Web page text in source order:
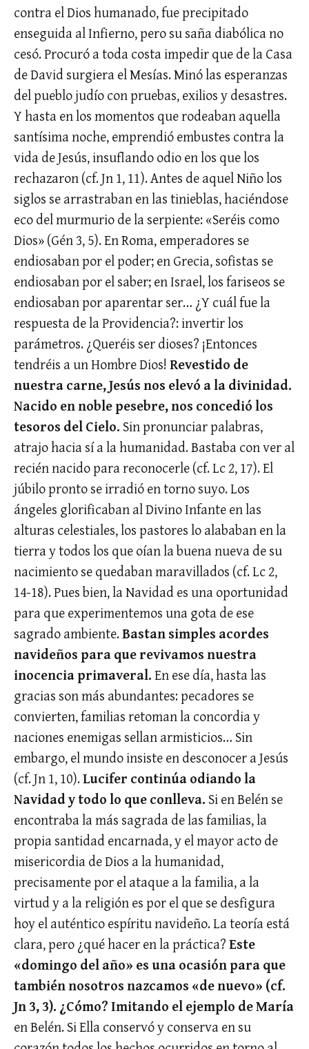
contra el Dios humanado, fue precipitado
enseguida al Infierno, pero su saña diabólica no
cesó. Procuró a toda costa impedir que de la Casa
de David surgiera el Mesías. Minó las esperanzas
del pueblo judío con pruebas, exilios y desastres.
Y hasta en los momentos que rodeaban aquella
santísima noche, emprendió embustes contra la
vida de Jesús, insuflando odio en los que los
rechazaron (cf. Jn 1, 11). Antes de aquel Niño los
siglos se arrastraban en las tinieblas, haciéndose
eco del murmurio de la serpiente: «Seréis como
Dios» (Gén 3, 5). En Roma, emperadores se
endiosaban por el poder; en Grecia, sofistas se
endiosaban por el saber; en Israel, los fariseos se
endiosaban por aparentar ser… ¿Y cuál fue la
respuesta de la Providencia?: invertir los
parámetros. ¿Queréis ser dioses? ¡Entonces
tendréis a un Hombre Dios!Revestido de
nuestra carne, Jesús nos elevó a la divinidad.
Nacido en noble pesebre, nos concedió los
tesoros del Cielo. Sin pronunciar palabras,
atrajo hacia sí a la humanidad. Bastaba con ver al
recién nacido para reconocerle (cf. Lc 2, 17). El
júbilo pronto se irradió en torno suyo. Los
ángeles glorificaban al Divino Infante en las
alturas celestiales, los pastores lo alababan en la
tierra y todos los que oían la buena nueva de su
nacimiento se quedaban maravillados (cf. Lc 2,
14-18). Pues bien, la Navidad es una oportunidad
para que experimentemos una gota de ese
sagrado ambiente.Bastan simples acordes
navideños para que revivamos nuestra
inocencia primaveral.En ese día, hasta las
gracias son más abundantes: pecadores se
convierten, familias retoman la concordia y
naciones enemigas sellan armisticios… Sin
embargo, el mundo insiste en desconocer a Jesús
(cf. Jn 1, 10).Lucifer continúa odiando la
Navidad y todo lo que conlleva. Si en Belén se
encontraba la más sagrada de las familias, la
propia santidad encarnada, y el mayor acto de
misericordia de Dios a la humanidad,
precisamente por el ataque a la familia, a la
virtud y a la religión es por el que se desfigura
hoy el auténtico espíritu navideño. La teoría está
clara, pero ¿qué hacer en la práctica?Este
«domingo del año» es una ocasión para que
también nosotros nazcamos «de nuevo» (cf.
Jn 3, 3). ¿Cómo? Imitando el ejemplo de María
en Belén. Si Ella conservó y conserva en su